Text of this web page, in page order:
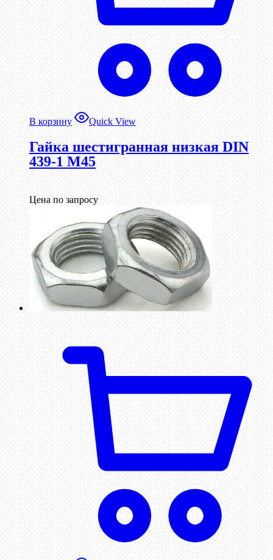
В корзину Quick View
Гайка шестигранная низкая DIN
439-1 М45
Цена по запросу